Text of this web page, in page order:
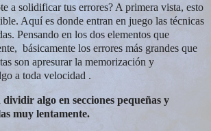
a solidificar tus errores? A primera vista, esto
Aquí es donde entran en juego las técnicas
Pensando en los dos elementos que
básicamente los errores más grandes que
son apresurar la memorización y
a toda velocidad .
algo en secciones pequeñas y
muy lentamente.